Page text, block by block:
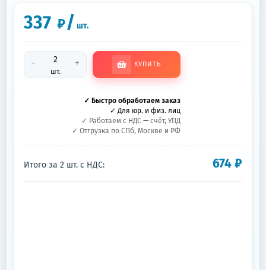
337 ₽/ шт.
-
шт.
+ КУПИТЬ
✓ Быстро обработаем заказ
✓ Для юр. и физ. лиц
✓ Работаем с НДС — счёт, УПД
✓ Отгрузка по СПб, Москве и РФ
Итого за 2 шт. с НДС: 674₽